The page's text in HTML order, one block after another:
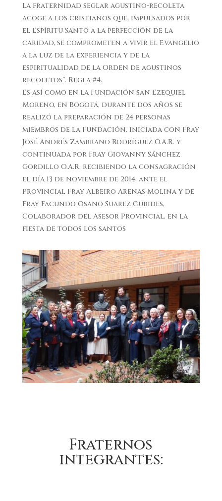
La fraternidad seglar agustino-recoleta
acoge a los cristianos que, impulsados por
el Espíritu Santo a la perfección de la
caridad, se comprometen a vivir el Evangelio
a la luz de la experiencia y de la
espiritualidad de la Orden de agustinos
recoletos”. Regla #4.
Es así como en la Fundación san Ezequiel
Moreno, en Bogotá, durante dos años se
realizó la preparación de 24 personas
miembros de la Fundación, iniciada con Fray
José Andrés Zambrano Rodríguez O.A.R. y
continuada por Fray Giovanny Sánchez
Gordillo O.A.R. recibiendo la consagración
el día 13 de noviembre de 2014, ante el
Provincial Fray Albeiro Arenas Molina y de
Fray Facundo Osano Suarez Cubides,
Colaborador del Asesor Provincial, en la
fiesta de todos los santos
Fraternos
integrantes: